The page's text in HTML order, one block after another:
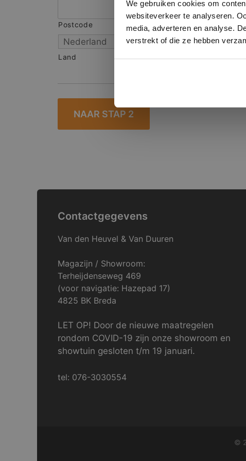
We gebruiken cookies om
websiteverkeer te analyseren.
media, adverteren en analyse.
verstrekt of die ze hebben
Postcode Stad
Land
Contactgegevens
Van den Heuvel & Van Duuren
Magazijn / Showroom:
Terheijdenseweg 469
(voor navigatie: Hazepad 17)
4825 BK Breda
LET OP! Door de nieuwe maatregelen
rondom COVID-19 zijn onze showroom en
showtuin gesloten t/m 19 januari.
tel: 076-3030554
©